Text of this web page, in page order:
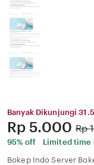
Banyak Dikunjungi
Price:
Rp 5.000
Price:
Rp
95% off
Limited time
Bokep Indo Server